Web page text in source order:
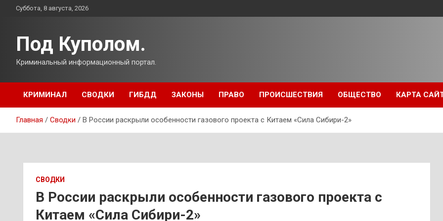
ПерейтиСуббота, 8 августа, 2026
Под Куполом.
Криминальный информационный портал.
КРИМИНАЛ СВОДКИ ГИБДД ЗАКОНЫ ПРАВО ПРОИСШЕСТВИЯ ОБЩЕСТВО КАРТА
Главная Сводки В России раскрыли особенности газового проекта с Китаем «Сила Сибири-2»
СВОДКИ
В России раскрыли особенности газового проекта с
Китаем «Сила Сибири-2»